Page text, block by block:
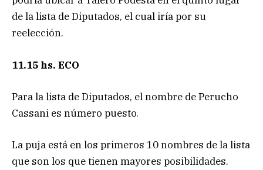
de la lista de Diputados, el cual iría por su
reelección.
11.15 hs. ECO
Para la lista de Diputados, el nombre de Perucho
Cassani es número puesto.
La puja está en los primeros 10 nombres de la lista
que son los que tienen mayores posibilidades.